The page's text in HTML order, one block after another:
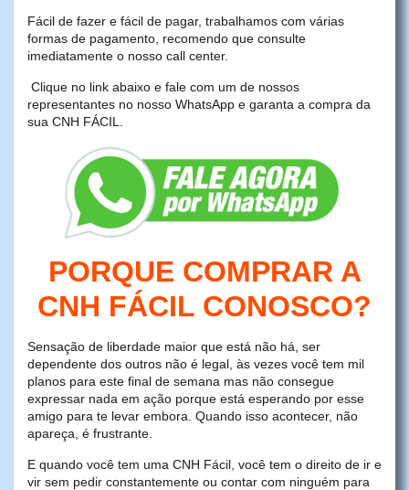
Fácil de fazer e fácil de pagar, trabalhamos com várias
formas de pagamento, recomendo que consulte
imediatamente o nosso call center.
Clique no link abaixo e fale com um de nossos
representantes no nosso WhatsApp e garanta a compra da
sua CNH FÁCIL.
PORQUE COMPRAR A
CNH FÁCIL CONOSCO?
Sensação de liberdade maior que está não há, ser
dependente dos outros não é legal, às vezes você tem mil
planos para este final de semana mas não consegue
expressar nada em ação porque está esperando por esse
amigo para te levar embora. Quando isso acontecer, não
apareça, é frustrante.
E quando você tem uma CNH Fácil, você tem o direito de ir e
vir sem pedir constantemente ou contar com ninguém para